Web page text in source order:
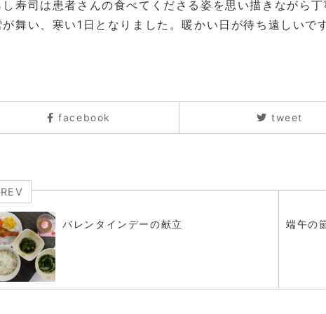
し寿司は患者さんの食べてくださる姿を思い描きながら
舞い、寒い1日となりました。暖かい日が待ち遠しいで
facebook tweet
バレンタインデーの献立 端午の